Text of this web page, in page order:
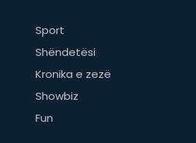
Sport
Shëndetësi
Kronika e zezë
Showbiz
Fun